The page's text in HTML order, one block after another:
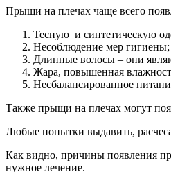
Прыщи на плечах чаще всего
Тесную и синтетическую
Несоблюдение мер гигиены;
Длинные волосы – они
Жара, повышенная
Несбалансированное
Также прыщи на плечах могут
Любые попытки выдавить,
Как видно, причины появления
нужное лечение.